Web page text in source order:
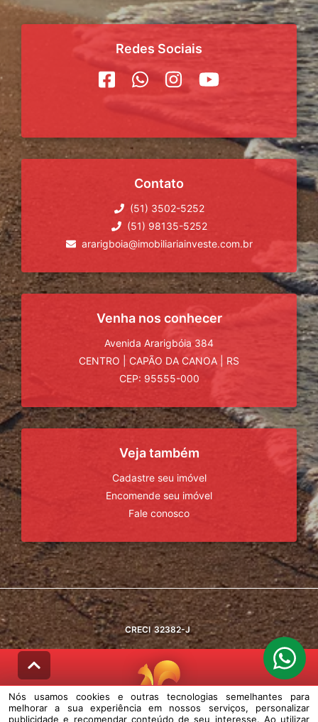
Redes Sociais
Contato
(51) 3502-5252
(51) 98135-5252
ararigboia@imobiliariainveste.com.br
Venha nos conhecer
Avenida Ararigbóia 384
CENTRO
CAPÃO DA CANOA
RS
CEP: 95555-000
Veja também
Cadastre seu imóvel
Encomende seu imóvel
Fale conosco
CRECI 32382-J
© DESENVOLVIDO PELAAGIL.NET
Nós usamos cookies e outras tecnologias semelhantes para
melhorar a sua experiência em nossos serviços, personalizar
publicidade e recomendar conteúdo de seu interesse. Ao utilizar